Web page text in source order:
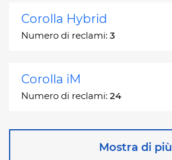
Corolla Hybrid
Numero di reclami: 3
Corolla iM
Numero di reclami: 24
Mostra di più